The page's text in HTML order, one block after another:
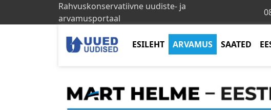
Rahvuskonservatiivne uudiste- ja
arvamusportaal
ESILEHT ARVAMUS SAATED